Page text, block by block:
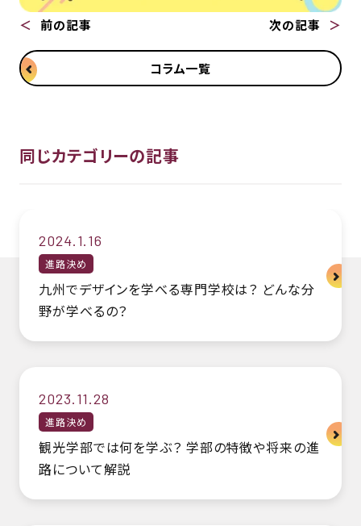
前の記事
コラム一覧
次の記事
同じカテゴリーの記事
2024.1.16
進路決め
九州でデザインを学べる専門学校は？ どんな分
野が学べるの？
2023.11.28
進路決め
観光学部では何を学ぶ？ 学部の特徴や将来の進
路について解説